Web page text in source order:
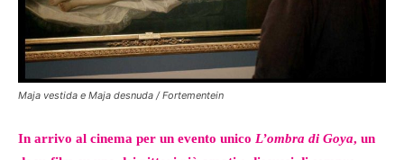
Maja vestida e Maja desnuda / Fortementein
In arrivo al cinema per un evento unico L’ombra di Goya, un